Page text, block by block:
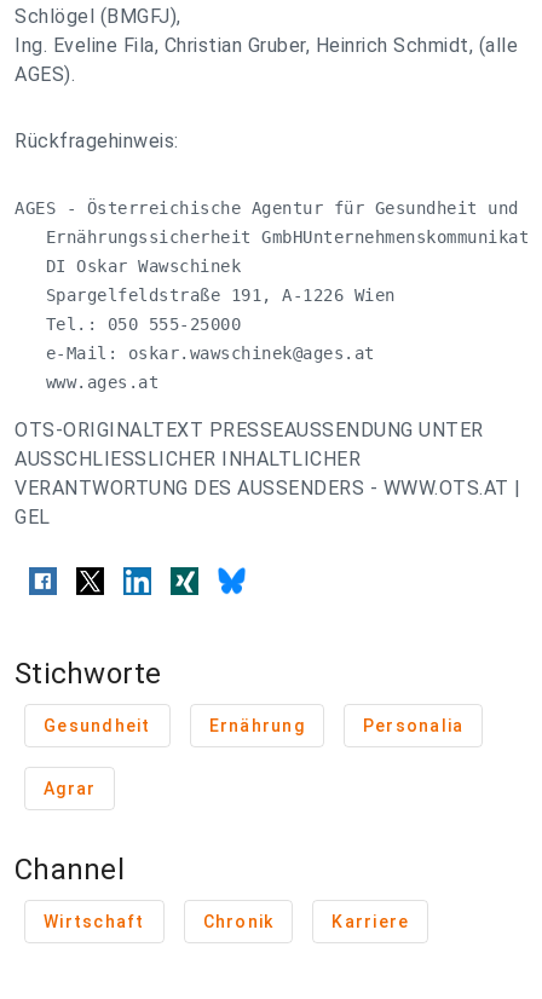
Schlögel (BMGFJ),
Ing. Eveline Fila, Christian Gruber, Heinrich Schmidt, (alle
AGES).
Rückfragehinweis:
AGES - Österreichische Agentur für Gesundheit und
Ernährungssicherheit
   DI Oskar Wawschinek
   Spargelfeldstraße 191, A-1226 Wien
   Tel.: 050 555-25000
   e-Mail:
oskar.wawschinek@ages.at
   www.ages.at
OTS-ORIGINALTEXT PRESSEAUSSENDUNG UNTER
AUSSCHLIESSLICHER INHALTLICHER
VERANTWORTUNG DES AUSSENDERS - WWW.OTS.AT |
GEL
Stichworte
Gesundheit Ernährung Personalia
Agrar
Channel
Wirtschaft Chronik Karriere